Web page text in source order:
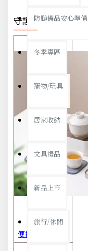
防颱備品安心準備
冬季專區
寵物/玩具
居家收納
文具禮品
新品上市
旅行/休閒
守護你我